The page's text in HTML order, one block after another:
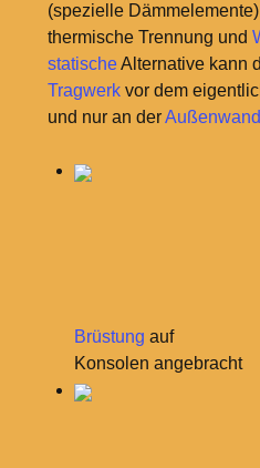
(spezielle
thermische Trennung und
statischeAlternative kann
Tragwerkvor dem
und nur an derAußenwand
Brüstung auf
Konsolen angebracht